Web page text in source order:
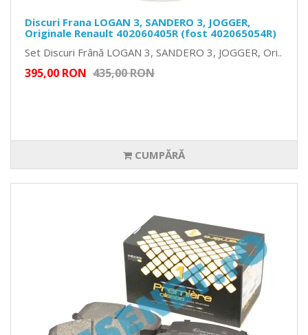
Discuri Frana LOGAN 3, SANDERO 3, JOGGER,
Originale Renault 402060405R (fost 402065054R)
Set Discuri Frână LOGAN 3, SANDERO 3, JOGGER, Ori..
395,00 RON 435,00 RON
CUMPĂRĂ